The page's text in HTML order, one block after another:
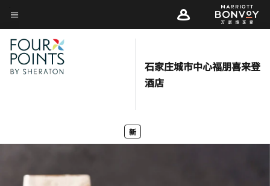
Skip
to
main
content
菜单文本
石家庄城市中心福朋喜来登
酒店
新